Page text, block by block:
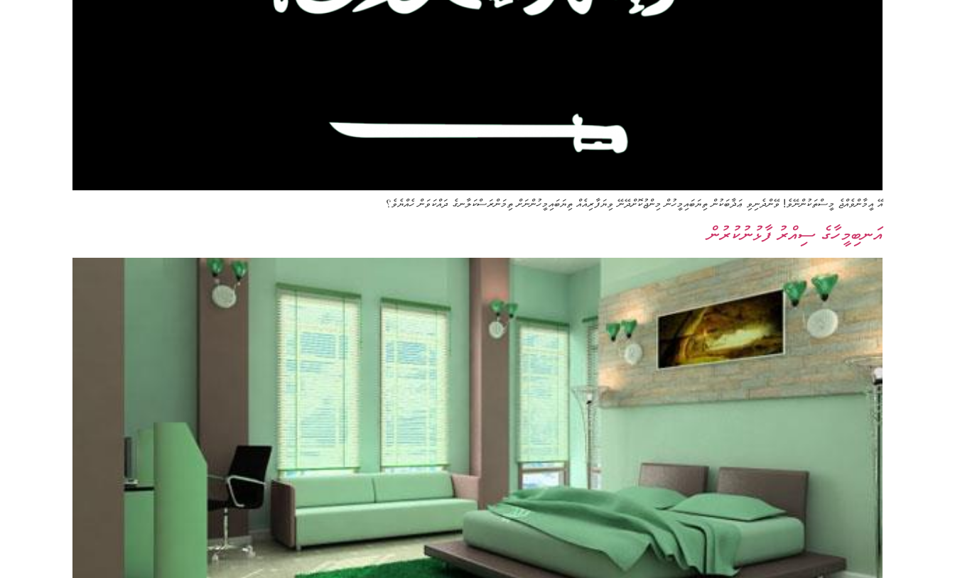
އޭ އީމާންވެއްޖެ މީސްތަކުންނޭވެ! ވޭންދެނިވި ޢަޛާބަކުން ތިޔަބައިމީހުން މިންޖުކޮށްދޭނޭ ވިޔަފާރިއެއް ތިޔަބައިމީހުންނަށް ތިމަންރަސްކަލާނގެ ދައްކަވަން ހެއްޔެވެ؟
އަނބިމީހާގެ ސިއްރު ފާޅުނުކުރުން